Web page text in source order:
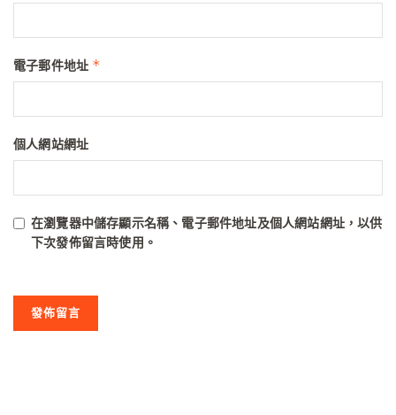
電子郵件地址 *
個人網站網址
在瀏覽器中儲存顯示名稱、電子郵件地址及個人網站網址，以供
下次發佈留言時使用。